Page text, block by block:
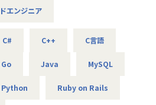
描き、優先度を決め、実装・
プレートの提供、教育、内製
エンジニア
C# C++ C言語
Go Java MySQL
Python Ruby on Rails